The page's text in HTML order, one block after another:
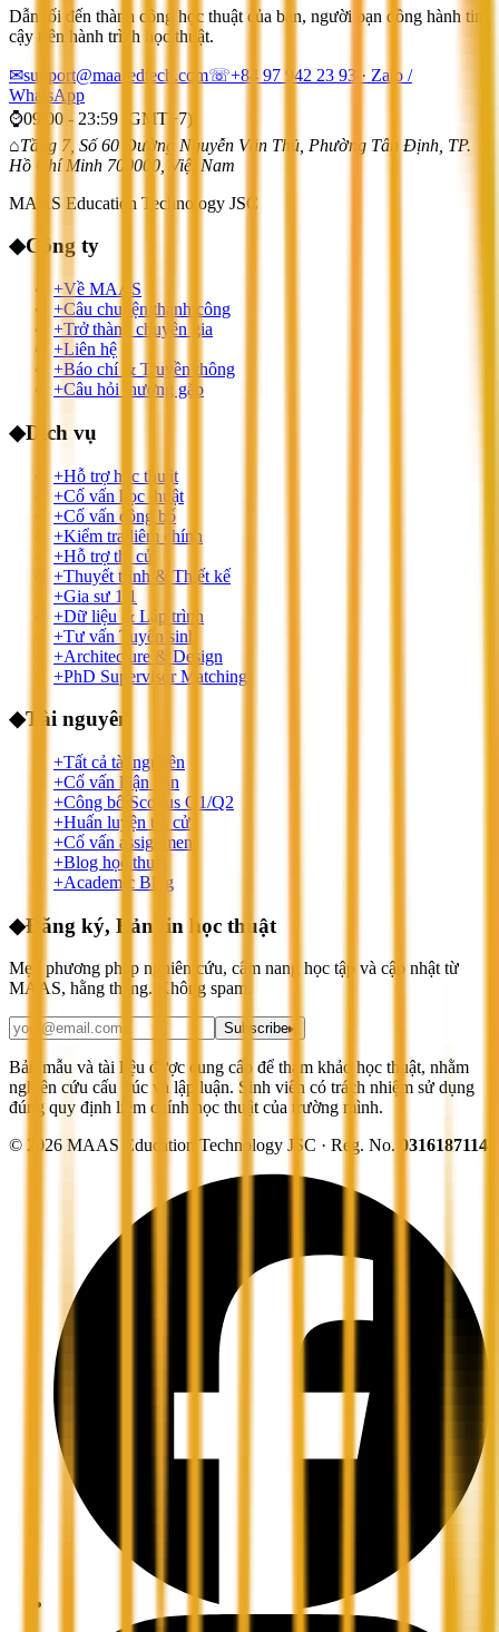
Dẫn lối đến thành công học thuật của bạn, người bạn đồng hành tin
cậy trên hành trình học thuật.
✉support@maasedtech.com☏+84 97 942 23 93 · Zalo /
WhatsApp
⌚09:00 - 23:59 (GMT+7)
⌂Tầng 7, Số 60 Đường Nguyễn Văn Thủ, Phường Tân Định, TP.
Hồ Chí Minh 700000, Việt Nam
MAAS Education Technology JSC
◆Công ty
+Về MAAS
+Câu chuyện thành công
+Trở thành chuyên gia
+Liên hệ
+Báo chí & Truyền thông
+Câu hỏi thường gặp
◆Dịch vụ
+Hỗ trợ học thuật
+Cố vấn học thuật
+Cố vấn công bố
+Kiểm tra liêm chính
+Hỗ trợ thi cử
+Thuyết trình & Thiết kế
+Gia sư 1:1
+Dữ liệu & Lập trình
+Tư vấn Tuyển sinh
+Architecture & Design
+PhD Supervisor Matching
◆Tài nguyên
+Tất cả tài nguyên
+Cố vấn luận văn
+Công bố Scopus Q1/Q2
+Huấn luyện thi cử
+Cố vấn assignment
+Blog học thuật
+Academic Blog
◆Đăng ký, Bản tin học thuật
Mẹo phương pháp nghiên cứu, cẩm nang học tập và cập nhật từ
MAAS, hằng tháng. Không spam.
Subscribe▸
Bản mẫu và tài liệu được cung cấp để tham khảo học thuật, nhằm
nghiên cứu cấu trúc và lập luận. Sinh viên có trách nhiệm sử dụng
đúng quy định liêm chính học thuật của trường mình.
© 2026 MAAS Education Technology JSC · Reg. No. 0316187114